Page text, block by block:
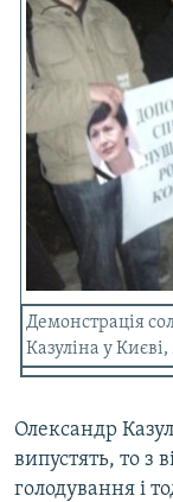
КРИМ РЕАЛІЇ
РУС
УКР
КТАТ
ДОЛУЧАЙСЯ!
Усі сайти
Демонстрація
Казуліна у
Олександр
випустять, то з
голодування і